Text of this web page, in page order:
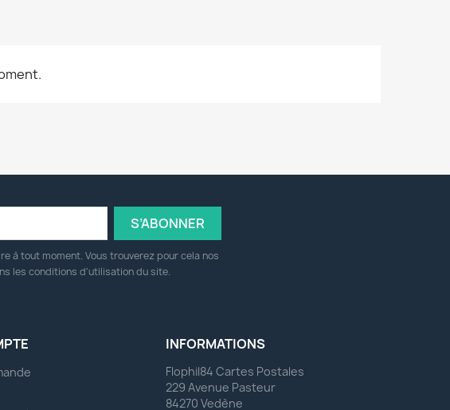
à tout moment. Vous trouverez pour cela nos
les conditions d'utilisation du site.
INFORMATIONS
Flophil84 Cartes Postales
229 Avenue Pasteur
84270 Vedène